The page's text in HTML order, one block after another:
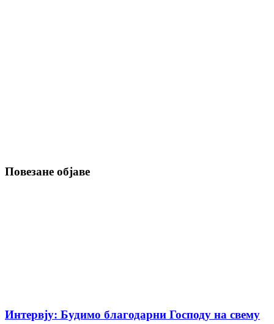
Повезане објаве
Интервју: Будимо благодарни Господу на свему